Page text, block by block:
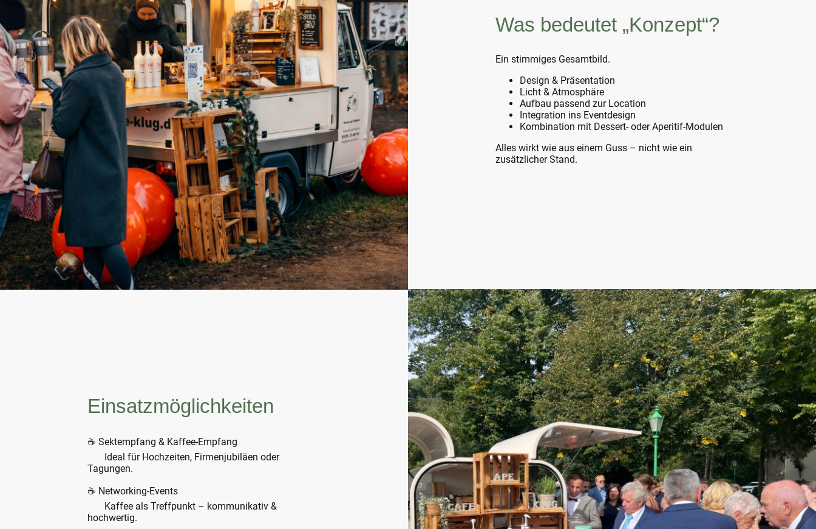
Was bedeutet „Konzept“?
Ein stimmiges Gesamtbild.
Design & Präsentation
Licht & Atmosphäre
Aufbau passend zur Location
Integration ins Eventdesign
Kombination mit Dessert- oder Aperitif-Modulen
Alles wirkt wie aus einem Guss – nicht wie ein
zusätzlicher Stand.
Einsatzmöglichkeiten
☕ Sektempfang & Kaffee-Empfang
Ideal für Hochzeiten, Firmenjubiläen oder
Tagungen.
☕ Networking-Events
Kaffee als Treffpunkt – kommunikativ &
hochwertig.